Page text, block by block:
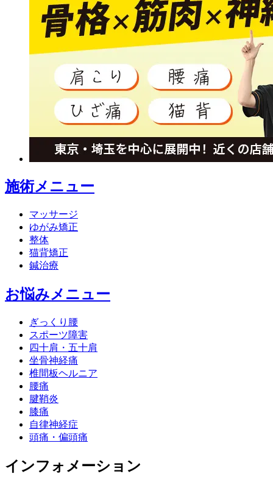
施術メニュー
マッサージ
ゆがみ矯正
整体
猫背矯正
鍼治療
お悩みメニュー
ぎっくり腰
スポーツ障害
四十肩・五十肩
坐骨神経痛
椎間板ヘルニア
腰痛
腱鞘炎
膝痛
自律神経症
頭痛・偏頭痛
インフォメーション